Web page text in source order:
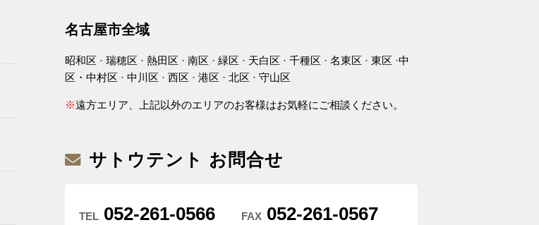
名古屋市全域
昭和区 · 瑞穂区 · 熱田区 · 南区 · 緑区 · 天白区 · 千種区 · 名東区 · 東区 ·中
区・中村区 · 中川区 · 西区 · 港区 · 北区 · 守山区
※遠方エリア、上記以外のエリアのお客様はお気軽にご相談ください。
サトウテント お問合せ
TEL 052-261-0566 FAX 052-261-0567